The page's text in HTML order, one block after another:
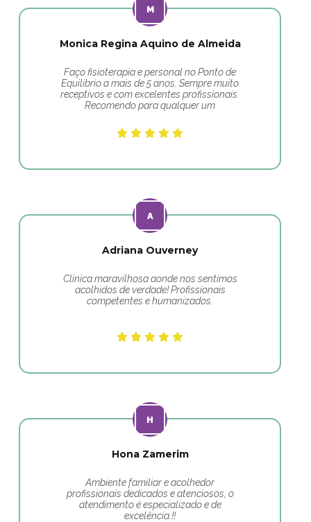
Monica Regina Aquino de Almeida
Faço fisioterapia e personal no Ponto de
Equilibrio a mais de 5 anos. Sempre muito
receptivos e com excelentes profissionais.
Recomendo para qualquer um
Adriana Ouverney
Clínica maravilhosa aonde nos sentimos
acolhidos de verdade! Profissionais
competentes e humanizados.
Hona Zamerim
Ambiente familiar e acolhedor
profissionais dedicados e atenciosos, o
atendimento é especializado e de
excelência.!!